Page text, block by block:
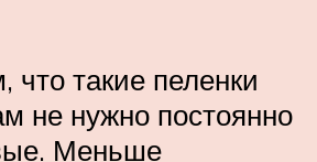
такие пеленки
не нужно постоянно
Меньше